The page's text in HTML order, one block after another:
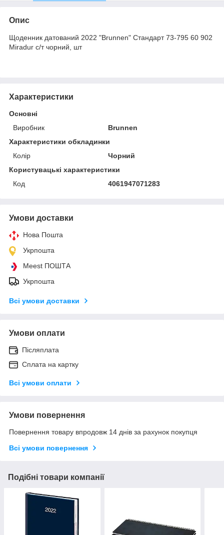
Опис
Щоденник датований 2022 "Brunnen" Стандарт 73-795 60 902
Miradur с/т чорний, шт
Характеристики
Основні
Виробник
Brunnen
Характеристики обкладинки
Колір
Чорний
Користувацькi характеристики
Код
4061947071283
Умови доставки
Нова Пошта
Укрпошта
Meest ПОШТА
Укрпошта
Всі умови доставки
Умови оплати
Післяплата
Сплата на картку
Всі умови оплати
Умови повернення
Повернення товару впродовж 14 днів за рахунок покупця
Всі умови повернення
Подібні товари компанії